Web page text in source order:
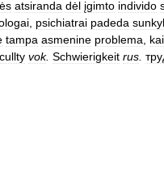
atsiranda dėl įgimto individo
psichiatrai padeda
tampa asmenine problema kai
vok. Schwierigkeit rus